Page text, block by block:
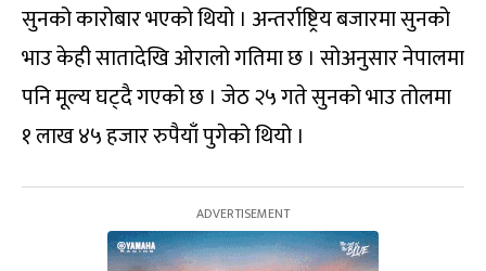
सुनको कारोबार भएको थियो । अन्तर्राष्ट्रिय बजारमा सुनको
भाउ केही सातादेखि ओरालो गतिमा छ । सोअनुसार नेपालमा
पनि मूल्य घट्दै गएको छ । जेठ २५ गते सुनको भाउ तोलमा
१ लाख ४५ हजार रुपैयाँ पुगेको थियो ।